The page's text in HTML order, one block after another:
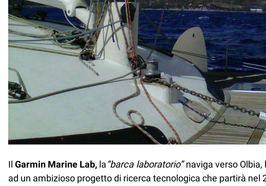
Il Garmin Marine Lab, la“barca laboratorio”naviga verso
ad un ambizioso progetto di ricerca tecnologica che partirà nel